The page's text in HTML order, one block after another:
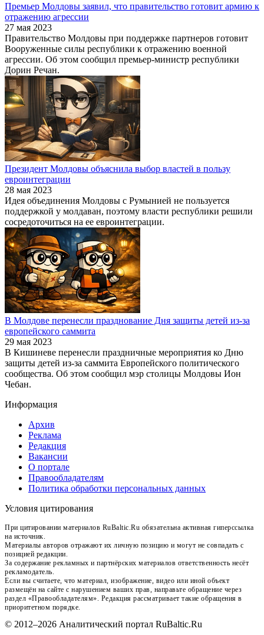
Премьер Молдовы заявил, что правительство готовит армию к
отражению агрессии
27 мая 2023
Правительство Молдовы при поддержке партнеров готовит
Вооруженные силы республики к отражению военной
агрессии. Об этом сообщил премьер-министр республики
Дорин Речан.
Президент Молдовы объяснила выбор властей в пользу
евроинтеграции
28 мая 2023
Идея объединения Молдовы с Румынией не пользуется
поддержкой у молдаван, поэтому власти республики решили
сосредоточиться на ее евроинтеграции.
В Молдове перенесли празднование Дня защиты детей из-за
европейского саммита
29 мая 2023
В Кишиневе перенесли праздничные мероприятия ко Дню
защиты детей из-за саммита Европейского политического
сообщества. Об этом сообщил мэр столицы Молдовы Ион
Чебан.
Информация
Архив
Реклама
Редакция
Вакансии
О портале
Правообладателям
Политика обработки персональных данных
Условия цитирования
При цитировании материалов RuBaltic.Ru обязательна активная гиперссылка
на источник.
Материалы авторов отражают их личную позицию и могут не совпадать с
позицией редакции.
За содержание рекламных и партнёрских материалов ответственность несёт
рекламодатель.
Если вы считаете, что материал, изображение, видео или иной объект
размещён на сайте с нарушением ваших прав, направьте обращение через
раздел «Правообладателям». Редакция рассматривает такие обращения в
приоритетном порядке.
© 2012–2026 Аналитический портал RuBaltic.Ru